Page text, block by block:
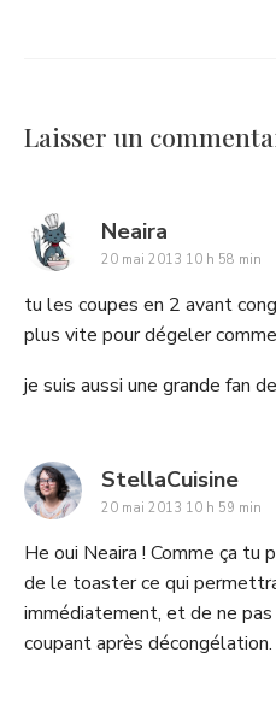
Laisser un
Neaira
20 mai 2013 10 h 58 min
tu les coupes en 2 avant
plus vite pour dégeler
je suis aussi une grande fan
StellaCuisinesays:
20 mai 2013 10 h 59 min
He oui Neaira ! Comme ça tu
de le toaster ce qui
immédiatement, et de ne
coupant après décongélation.